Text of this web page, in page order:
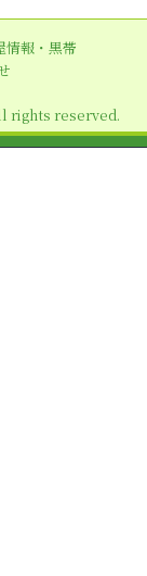
情報・黒帯
rights reserved.